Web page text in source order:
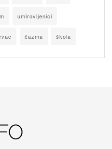
umirovljenici
čazma škola